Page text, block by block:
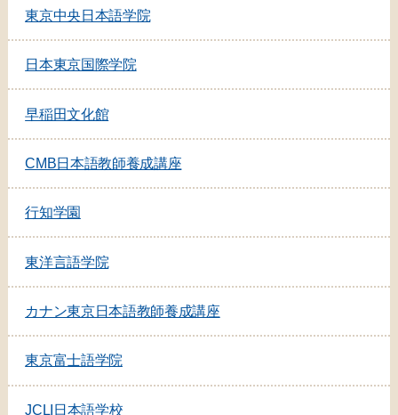
東京中央日本語学院
日本東京国際学院
早稲田文化館
CMB日本語教師養成講座
行知学園
東洋言語学院
カナン東京日本語教師養成講座
東京富士語学院
JCLI日本語学校